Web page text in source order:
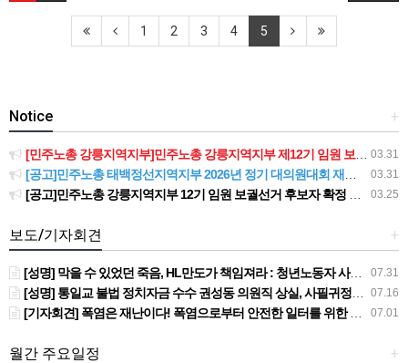
1 2 3 4 5
+
Notice
03.31
[민주노총 강릉지역지부]민주노총 강릉지역지부 제12기 임원 보궐선거결과 공고
03.31
[공고]민주노총 태백정선지역지부 2026년 정기 대의원대회 재소집 건
03.25
[공고]민주노총 강릉지역지부 12기 임원 보궐선거 후보자 확정 공고
+
보도/기자회견
07.31
[성명] 막을 수 있었던 죽음, HL만도가 책임져라 : 청년노동자 사망사고의 철저한 진상규명과 재발방지 대책 마련하라
07.16
[성명] 통일교 불법 정치자금 수수 권성동 의원직 상실, 사필귀정이다
07.01
[기자회견] 폭염은 재난이다! 폭염으로부터 안전한 일터를 위한 민주노총 강원지역본부 폭염감시단 선포 기자회견
+
월간 주요일정